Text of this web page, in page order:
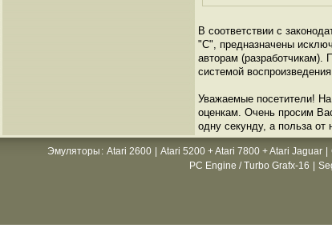
В соответствии с
"C", предназначены
авторам
системой
Уважаемые посетители! На
оценкам. Очень просим
одну секунду, а польза от
Эмуляторы : Atari 2600 Atari 5200 + Atari 7800 + Atari Jaguar
PC Engine / Turbo Grafx-16